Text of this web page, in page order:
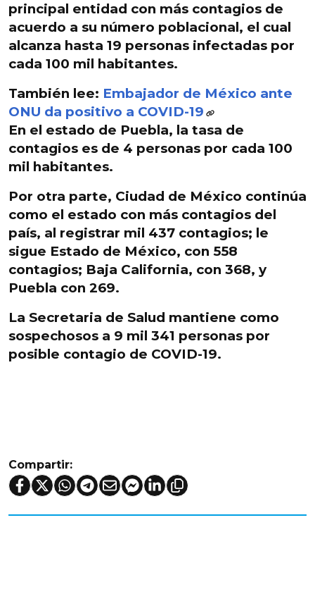
principal entidad con más contagios de
acuerdo a su número poblacional, el cual
alcanza hasta 19 personas infectadas por
cada 100 mil habitantes.
También lee: Embajador de México ante
ONU da positivo a COVID-19
En el estado de Puebla, la tasa de
contagios es de 4 personas por cada 100
mil habitantes.
Por otra parte, Ciudad de México continúa
como el estado con más contagios del
país, al registrar mil 437 contagios; le
sigue Estado de México, con 558
contagios; Baja California, con 368, y
Puebla con 269.
La Secretaria de Salud mantiene como
sospechosos a 9 mil 341 personas por
posible contagio de COVID-19.
Compartir: